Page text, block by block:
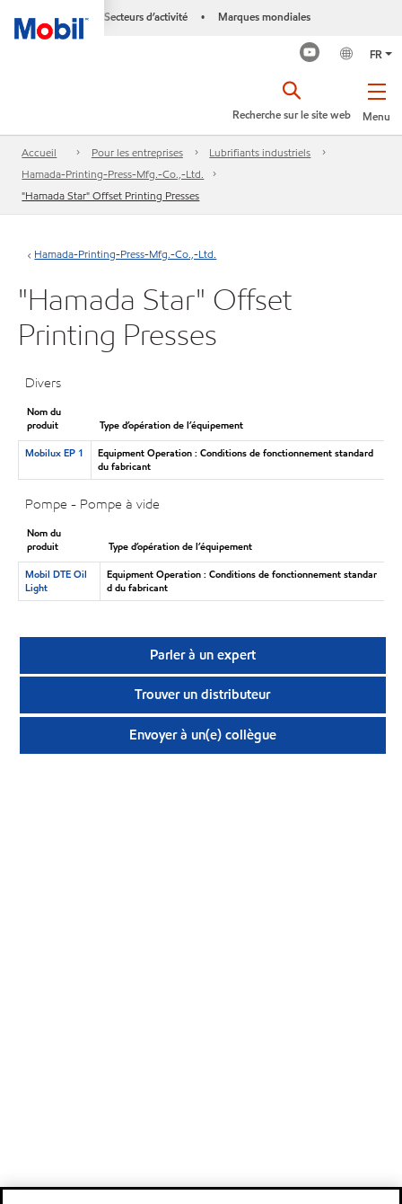
Secteurs d’activité • Marques mondiales
FR
Menu
Recherche sur le site web
Accueil Pour les entreprises
Lubrifiants industriels
Hamada-Printing-Press-Mfg.-Co.,-Ltd.
"Hamada Star" Offset Printing Presses
Hamada-Printing-Press-Mfg.-Co.,-Ltd.
"Hamada Star" Offset
Printing Presses
Divers
Nom du
produit
Type d’opération de l’équipement
Mobilux EP 1
Equipment Operation : Conditions de fonctionnement standard
du fabricant
Pompe - Pompe à vide
Nom du
produit
Type d’opération de l’équipement
Mobil DTE Oil
Light
Equipment Operation : Conditions de fonctionnement standar
d du fabricant
Parler à un expert
Trouver un distributeur
Envoyer à un(e) collègue